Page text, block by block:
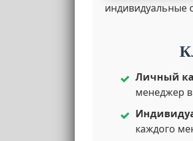
индивидуальные
Личный
менеджер
каждого